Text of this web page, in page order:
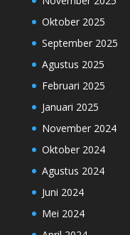
Oktober 2025
September 2025
Agustus 2025
Februari 2025
Januari 2025
November 2024
Oktober 2024
Agustus 2024
Juni 2024
Mei 2024